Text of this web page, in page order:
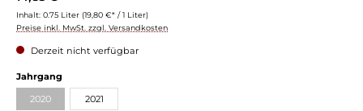
Inhalt: 0.75 Liter (19,80 €* / 1 Liter)
Preise inkl. MwSt. zzgl. Versandkosten
Derzeit nicht verfügbar
Jahrgang
2020 2021